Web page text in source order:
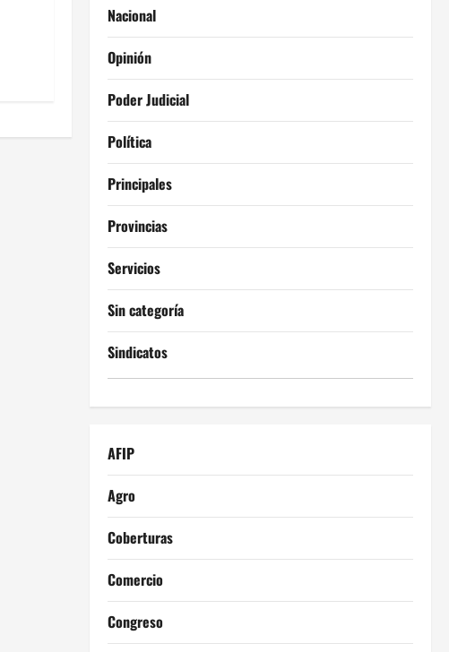
Nacional
Opinión
Poder Judicial
Política
Principales
Provincias
Servicios
Sin categoría
Sindicatos
AFIP
Agro
Coberturas
Comercio
Congreso